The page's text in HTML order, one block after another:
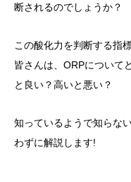
断されるのでしょうか？
この酸化力を判断する指
皆さんは、ORPについて
と良い？高いと悪い？
知っているようで知らな
わずに解説します!